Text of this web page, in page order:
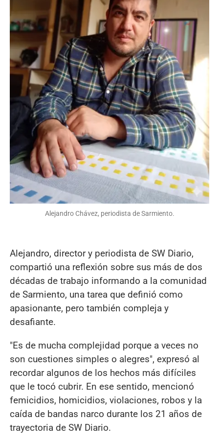
Alejandro Chávez, periodista de Sarmiento.
Alejandro, director y periodista de SW Diario,
compartió una reflexión sobre sus más de dos
décadas de trabajo informando a la comunidad
de Sarmiento, una tarea que definió como
apasionante, pero también compleja y
desafiante.
"Es de mucha complejidad porque a veces no
son cuestiones simples o alegres", expresó al
recordar algunos de los hechos más difíciles
que le tocó cubrir. En ese sentido, mencionó
femicidios, homicidios, violaciones, robos y la
caída de bandas narco durante los 21 años de
trayectoria de SW Diario.